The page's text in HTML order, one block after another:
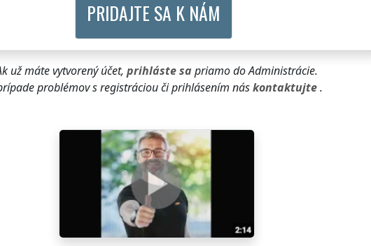
už máte vytvorený účet, prihláste sa priamo do Administrácie.
problémov s registráciou či prihlásením náskontaktujte.